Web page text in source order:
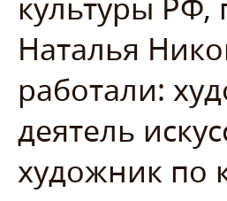
Наталья
работали:
деятель
художник по